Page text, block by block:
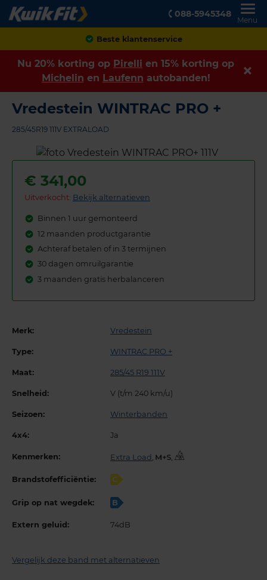
088-5945348
Menu
Achteraf betalen
Nu 20% korting op Pirelli en 15% korting op
Michelin en Laufenn autobanden!
Vredestein WINTRAC PRO +
285/45R19 111V EXTRALOAD
€ 341,00
Uitverkocht: Bekijk alternatieven
Binnen 1 uur gemonteerd
12 maanden productgarantie
Achteraf betalen of in 3 termijnen
30 dagen omruilgarantie
3 maanden gratis herbalanceren
Merk: Vredestein
Type: WINTRAC PRO +
Maat: 285/45 R19 111V
Snelheid: V (t/m 240 km/u)
Seizoen: Winterbanden
4x4: Ja
Kenmerken: Extra Load , ,
Brandstofefficiëntie: C
Grip op nat wegdek: B
Extern geluid: 74dB
Vergelijk deze band met alternatieven